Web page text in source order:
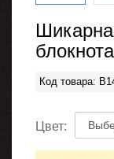
Код товара:
Цвет: